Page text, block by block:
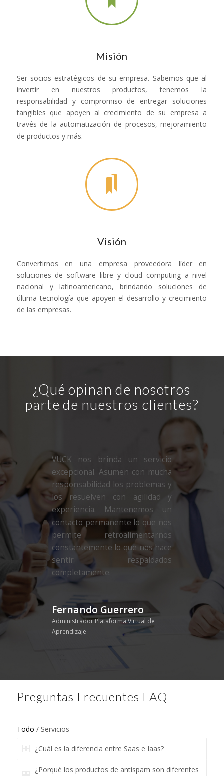
Misión
Ser socios estratégicos de su empresa. Sabemos que al
invertir en nuestros productos, tenemos la
responsabilidad y compromiso de entregar soluciones
tangibles que apoyen al crecimiento de su empresa a
través de la automatización de procesos, mejoramiento
de productos y más.
Visión
Convertirnos en una empresa proveedora líder en
soluciones de software libre y cloud computing a nivel
nacional y latinoamericano, brindando soluciones de
última tecnología que apoyen el desarrollo y crecimiento
de las empresas.
¿Qué opinan de nosotros
parte de nuestros clientes?
VUCK nos brinda un servicio
excepcional. Asumen con mucha
responsabilidad los problemas y
los resuelven con agilidad y
experiencia. Mantenemos un
contacto permanente lo que nos
permite retroalimentarnos
constantemente lo que nos hace
sentir respaldados
completamente.
Fernando Guerrero
Administrador Plataforma Virtual de
Aprendizaje
Preguntas Frecuentes FAQ
Todo / Servicios
¿Cuál es la diferencia entre Saas e Iaas?
¿Porqué los productos de antispam son diferentes